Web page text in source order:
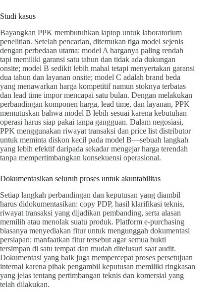
Studi kasus
Bayangkan PPK membutuhkan laptop untuk laboratorium
penelitian. Setelah pencarian, ditemukan tiga model sejenis
dengan perbedaan utama: model A harganya paling rendah
tapi memiliki garansi satu tahun dan tidak ada dukungan
onsite; model B sedikit lebih mahal tetapi menyertakan garansi
dua tahun dan layanan onsite; model C adalah brand beda
yang menawarkan harga kompetitif namun stoknya terbatas
dan lead time impor mencapai satu bulan. Dengan melakukan
perbandingan komponen harga, lead time, dan layanan, PPK
memutuskan bahwa model B lebih sesuai karena kebutuhan
operasi harus siap pakai tanpa gangguan. Dalam negosiasi,
PPK menggunakan riwayat transaksi dan price list distributor
untuk meminta diskon kecil pada model B—sebuah langkah
yang lebih efektif daripada sekadar mengejar harga terendah
tanpa mempertimbangkan konsekuensi operasional.
Dokumentasikan seluruh proses untuk akuntabilitas
Setiap langkah perbandingan dan keputusan yang diambil
harus didokumentasikan: copy PDP, hasil klarifikasi teknis,
riwayat transaksi yang dijadikan pembanding, serta alasan
memilih atau menolak suatu produk. Platform e-purchasing
biasanya menyediakan fitur untuk mengunggah dokumentasi
persiapan; manfaatkan fitur tersebut agar semua bukti
tersimpan di satu tempat dan mudah ditelusuri saat audit.
Dokumentasi yang baik juga mempercepat proses persetujuan
internal karena pihak pengambil keputusan memiliki ringkasan
yang jelas tentang pertimbangan teknis dan komersial yang
telah dilakukan.